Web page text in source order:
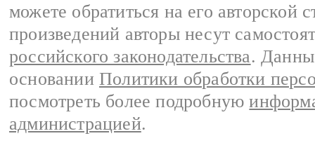
можете обратиться на его авторской
произведений авторы несут
российского законодательства.
основании Политики обработки
посмотреть более подробную
администрацией.